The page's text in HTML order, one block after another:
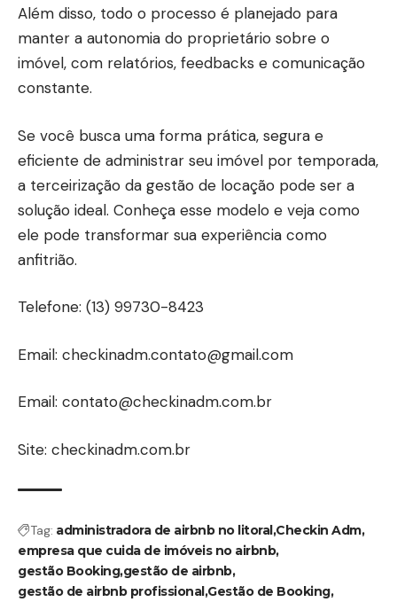
Além disso, todo o processo é planejado para
manter a autonomia do proprietário sobre o
imóvel, com relatórios, feedbacks e comunicação
constante.
Se você busca uma forma prática, segura e
eficiente de administrar seu imóvel por temporada,
a terceirização da gestão de locação pode ser a
solução ideal. Conheça esse modelo e veja como
ele pode transformar sua experiência como
anfitrião.
Telefone: (13) 99730-8423
Email: checkinadm.contato@gmail.com
Email: contato@checkinadm.com.br
Site: checkinadm.com.br
Tag: administradora de airbnb no litoralCheckin Adm
empresa que cuida de imóveis no airbnb
gestão Bookinggestão de airbnb
gestão de airbnb profissionalGestão de Booking